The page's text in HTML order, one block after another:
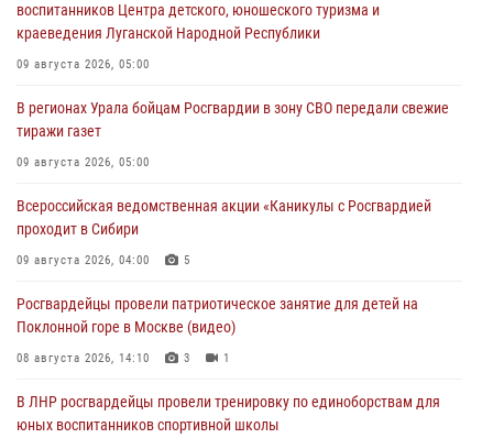
воспитанников Центра детского, юношеского туризма и
краеведения Луганской Народной Республики
09 августа 2026, 05:00
В регионах Урала бойцам Росгвардии в зону СВО передали свежие
тиражи газет
09 августа 2026, 05:00
Всероссийская ведомственная акции «Каникулы с Росгвардией
проходит в Сибири
09 августа 2026, 04:00 5
Росгвардейцы провели патриотическое занятие для детей на
Поклонной горе в Москве (видео)
08 августа 2026, 14:10 3 1
В ЛНР росгвардейцы провели тренировку по единоборствам для
юных воспитанников спортивной школы